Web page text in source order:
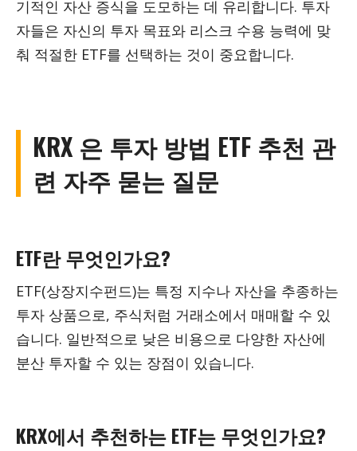
기적인 자산 증식을 도모하는 데 유리합니다. 투자
자들은 자신의 투자 목표와 리스크 수용 능력에 맞
춰 적절한 ETF를 선택하는 것이 중요합니다.
KRX 은 투자 방법 ETF 추천 관
련 자주 묻는 질문
ETF란 무엇인가요?
ETF(상장지수펀드)는 특정 지수나 자산을 추종하는
투자 상품으로, 주식처럼 거래소에서 매매할 수 있
습니다. 일반적으로 낮은 비용으로 다양한 자산에
분산 투자할 수 있는 장점이 있습니다.
KRX에서 추천하는 ETF는 무엇인가요?